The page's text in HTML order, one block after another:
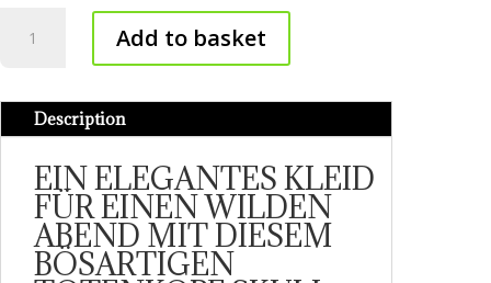
dress
Add to basket
Description
EIN ELEGANTES KLEID
FÜR EINEN WILDEN
ABEND MIT DIESEM
BÖSARTIGEN